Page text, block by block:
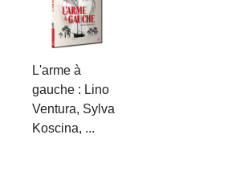
L'arme à
gauche : Lino
Ventura, Sylva
Koscina, ...